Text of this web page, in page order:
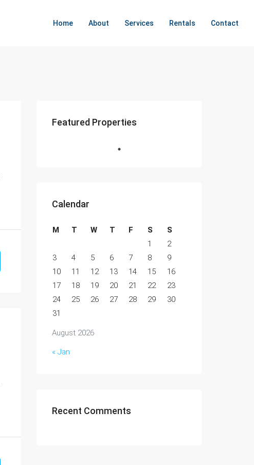
Home About Services Rentals Contact
Featured Properties
Calendar
August 2026
M T W T F S
S
1
2
3
4 5 6 7 8
9
10
11 12 13 14 15
16
17
18 19 20 21 22
23
24
25 26 27 28 29
30
31
« Jan
Recent Comments